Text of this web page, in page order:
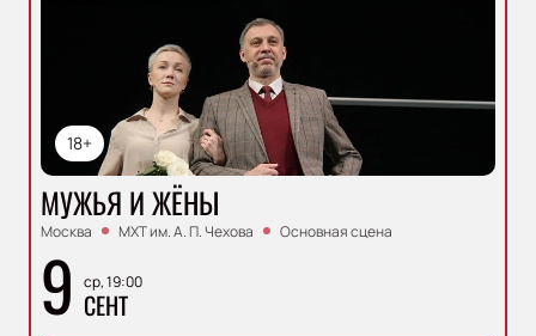
18+
МУЖЬЯ И ЖЁНЫ
Москва МХТ им. А. П. Чехова Основная сцена
9 ср, 19:00
СЕНТ